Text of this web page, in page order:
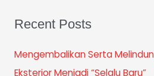
Recent Posts
Mengembalikan Serta
Eksterior Menjadi “Selalu Baru”